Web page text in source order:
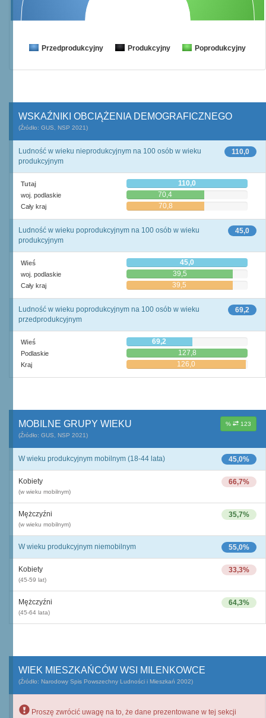
Przedprodukcyjny Produkcyjny Poprodukcyjny
WSKAŹNIKI OBCIĄŻENIA DEMOGRAFICZNEGO
(Źródło: GUS, NSP 2021)
110,0
Ludność w wieku nieprodukcyjnym na 100 osób w wieku
produkcyjnym
Tutaj 110,0
woj. podlaskie 70,4
Cały kraj 70,8
45,0
Ludność w wieku poprodukcyjnym na 100 osób w wieku
produkcyjnym
Wieś 45,0
woj. podlaskie 39,5
Cały kraj 39,5
69,2
Ludność w wieku poprodukcyjnym na 100 osób w wieku
przedprodukcyjnym
Wieś 69,2
Podlaskie 127,8
Kraj 126,0
% 123
MOBILNE GRUPY WIEKU
(Źródło: GUS, NSP 2021)
45,0%
W wieku produkcyjnym mobilnym (18-44 lata)
66,7%
Kobiety
(w wieku mobilnym)
35,7%
Mężczyźni
(w wieku mobilnym)
55,0%
W wieku produkcyjnym niemobilnym
33,3%
Kobiety
(45-59 lat)
64,3%
Mężczyźni
(45-64 lata)
WIEK MIESZKAŃCÓW WSI MILENKOWCE
(Źródło: Narodowy Spis Powszechny Ludności i Mieszkań 2002)
Proszę zwrócić uwagę na to, że dane prezentowane w tej sekcji